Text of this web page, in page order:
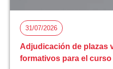
31/07/2026
Adjudicación de plazas
formativos para el curso